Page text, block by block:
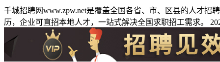
千城招聘网www.zpw.net是覆盖全国各省、市、区县的人才
历，企业可直招本地人才，一站式解决全国求职招工需求。